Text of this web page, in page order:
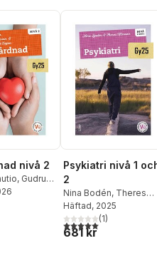
nivå 2
, Gudrun
,Anna
Psykiatri nivå 1
2
Nina Bodén, Theres
Klasson
Häftad, 2025
5,0utav 5 stjärnor.
(1)
681 kr